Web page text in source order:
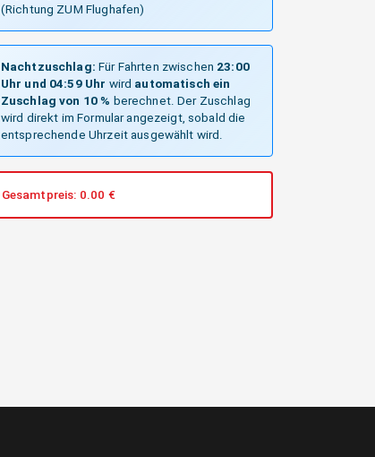
(Richtung ZUM Flughafen)
Nachtzuschlag: Für Fahrten zwischen 23:00
Uhr und 04:59 Uhr wird automatisch ein
Zuschlag von 10 % berechnet. Der Zuschlag
wird direkt im Formular angezeigt, sobald die
entsprechende Uhrzeit ausgewählt wird.
Gesamtpreis: 0.00 €